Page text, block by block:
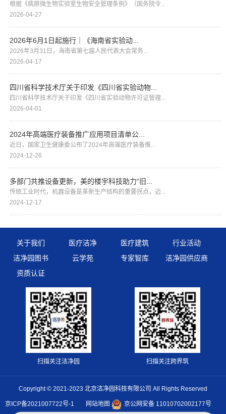
根据《病原微生物实验室生物安全管理条例》（国务院令...
2026-04-27
2026年6月1日起施行｜《海南省实验动...
2026年3月31日，海南省第七届人民代表大会常务...
2026-04-17
四川省科学技术厅关于印发《四川省实验动物...
四川省科学技术厅关于印发《四川省实验动物许可证管理...
2026-04-01
2024年高端医疗装备推广应用项目清单公...
近日，国家卫生健康委公布了2024年高端医疗装备推...
2024-12-26
多部门共推设备更新，美的楼宇科技助力“旧...
传统工业时代，机器设备是革新生产结构的重要拐点，迈...
2024-12-17
关于我们 医疗洁净 医疗建筑
行业活动
洁净园图书
云学苑 专家智库
洁净园供应商
资质认证
扫描关注洁净园 扫描关注跨界筑
Copyright © 2021-2023 北京洁净园科技有限公司 All Rights Reserved
京ICP备2021007722号-1 网站地图 京公网安备 11010702002177号